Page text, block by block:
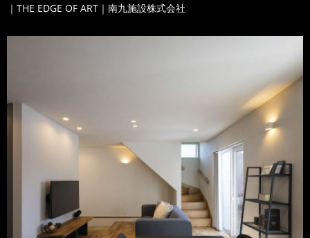
｜THE EDGE OF ART｜南九施設株式会社